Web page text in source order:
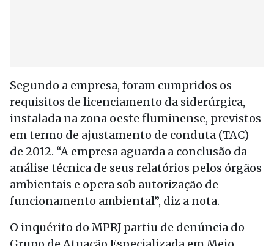
Segundo a empresa, foram cumpridos os
requisitos de licenciamento da siderúrgica,
instalada na zona oeste fluminense, previstos
em termo de ajustamento de conduta (TAC)
de 2012. “A empresa aguarda a conclusão da
análise técnica de seus relatórios pelos órgãos
ambientais e opera sob autorização de
funcionamento ambiental”, diz a nota.
O inquérito do MPRJ partiu de denúncia do